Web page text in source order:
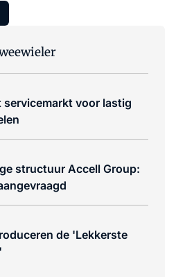
voor lastig
structuur Accell Group:
de 'Lekkerste